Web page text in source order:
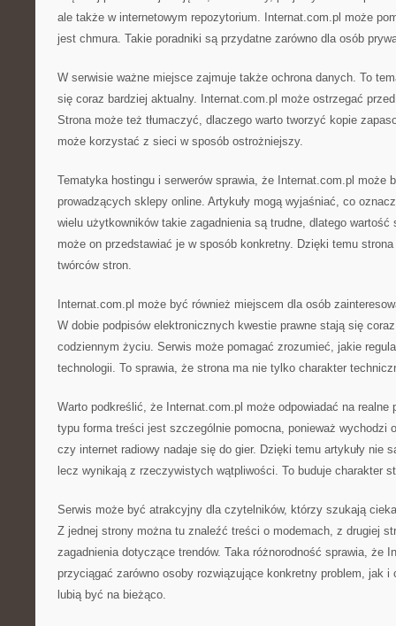
ale także w internetowym repozytorium. Internat.com.pl może
jest chmura. Takie poradniki są przydatne zarówno dla osób
W serwisie ważne miejsce zajmuje także ochrona danych. To
się coraz bardziej aktualny. Internat.com.pl może ostrzegać
Strona może też tłumaczyć, dlaczego warto tworzyć kopie
może korzystać z sieci w sposób ostrożniejszy.
Tematyka hostingu i serwerów sprawia, że Internat.com.pl może
prowadzących sklepy online. Artykuły mogą wyjaśniać, co
wielu użytkowników takie zagadnienia są trudne, dlatego wartość
może on przedstawiać je w sposób konkretny. Dzięki temu strona
twórców stron.
Internat.com.pl może być również miejscem dla osób
W dobie podpisów elektronicznych kwestie prawne stają się
codziennym życiu. Serwis może pomagać zrozumieć, jakie
technologii. To sprawia, że strona ma nie tylko charakter
Warto podkreślić, że Internat.com.pl może odpowiadać na realne
typu forma treści jest szczególnie pomocna, ponieważ wychodzi
czy internet radiowy nadaje się do gier. Dzięki temu artykuły nie
lecz wynikają z rzeczywistych wątpliwości. To buduje charakter
Serwis może być atrakcyjny dla czytelników, którzy szukają
Z jednej strony można tu znaleźć treści o modemach, z drugiej
zagadnienia dotyczące trendów. Taka różnorodność sprawia, że
przyciągać zarówno osoby rozwiązujące konkretny problem, jak
lubią być na bieżąco.